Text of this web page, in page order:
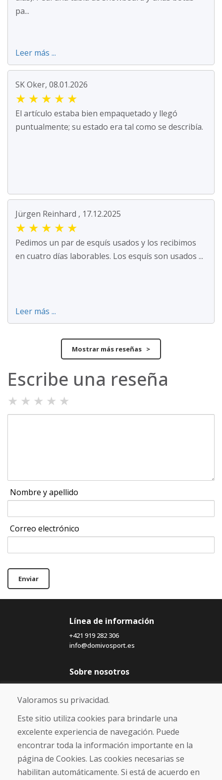
pa...
Leer más ...
SK Oker, 08.01.2026
★ ★ ★ ★ ★
El artículo estaba bien empaquetado y llegó
puntualmente; su estado era tal como se describía.
Jürgen Reinhard , 17.12.2025
★ ★ ★ ★ ★
Pedimos un par de esquís usados y los recibimos
en cuatro días laborables. Los esquís son usados ...
Leer más ...
Mostrar más reseñas >
Escribe una reseña
★ ★ ★ ★ ★
Nombre y apellido
Correo electrónico
Enviar
Línea de información
+421 919 282 306
info@domivosport.es
Sobre nosotros
Blog
Sobre nosotros
Comercio
Contacto
Compra
Tienda electrónica
Envío y pago
Valoramos su privacidad.
Este sitio utiliza cookies para brindarle una
excelente experiencia de navegación. Puede
encontrar toda la información importante en la
página de Cookies. Las cookies necesarias se
habilitan automáticamente. Si está de acuerdo en